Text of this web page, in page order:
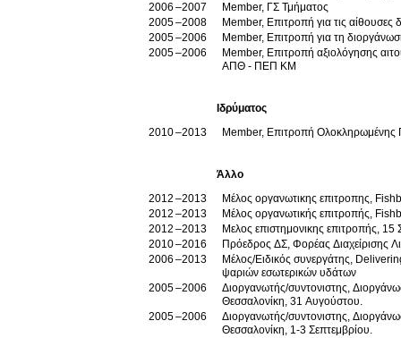
2006
2007
Member, ΓΣ Τμήματος
2005
2008
Member, Επιτροπή για τις αίθουσες
2005
2006
Member, Επιτροπή για τη
2005
2006
Member, Επιτροπή αξιολόγησης
ΑΠΘ - ΠΕΠ ΚΜ
Ιδρύματος
2010
2013 Member, Επιτροπή Ολοκληρωμένης
Άλλο
2012
2013
Μέλος οργανωτικης επιτροπης,
2012
2013
Μέλος οργανωτικής επιτροπής,
2012
2013
Μελος επιστημονικης επιτροπής, 15
2010
2016
Πρόεδρος ΔΣ,
2006
2013
Μέλος/Ειδικός συνεργάτης,
ψαριών εσωτερικών υδάτων
2005
2006
Διοργανωτής/συντονιστης,
Θεσσαλονίκη, 31 Αυγούστου.
2005
2006
Διοργανωτής/συντονιστης,
Θεσσαλονίκη, 1-3 Σεπτεμβρίου.